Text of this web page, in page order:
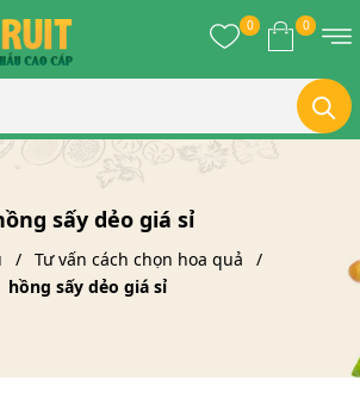
0 0
sấy dẻo giá sỉ
Tư vấn cách chọn hoa quả
hồng sấy dẻo giá sỉ